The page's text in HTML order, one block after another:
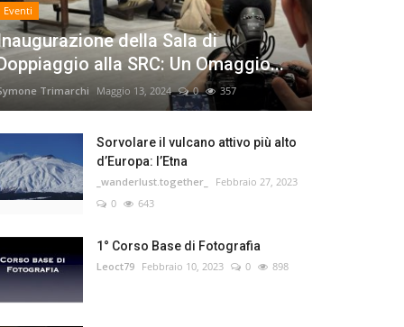
Eventi
della Sala di
alla SRC: Un Omaggio...
Trimarchi Maggio 13, 2024 0 357
Sorvolare il vulcano attivo più alto
d’Europa: l’Etna
_wanderlust.together_
Febbraio 27, 2023
0
643
1° Corso Base di Fotografia
Leoct79 Febbraio 10, 2023 0 898